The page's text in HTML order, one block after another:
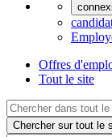
Offres
Tout le site